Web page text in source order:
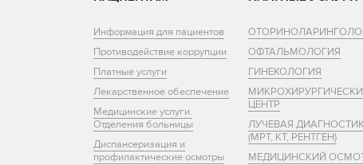
Информация для пациентов
Противодействие коррупции
Платные услуги
Лекарственное обеспечение
Медицинские услуги.
Отделения больницы
Диспансеризация и
профилактические осмотры
ОФТАЛЬМОЛОГИЯ
ГИНЕКОЛОГИЯ
ЦЕНТР
ЛУЧЕВАЯ
(МРТ, КТ, РЕНТГЕН)
МЕДИЦИНСКИЙ